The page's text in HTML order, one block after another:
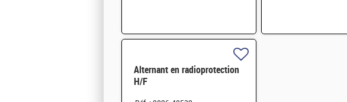
Alternant en radioprotection
H/F